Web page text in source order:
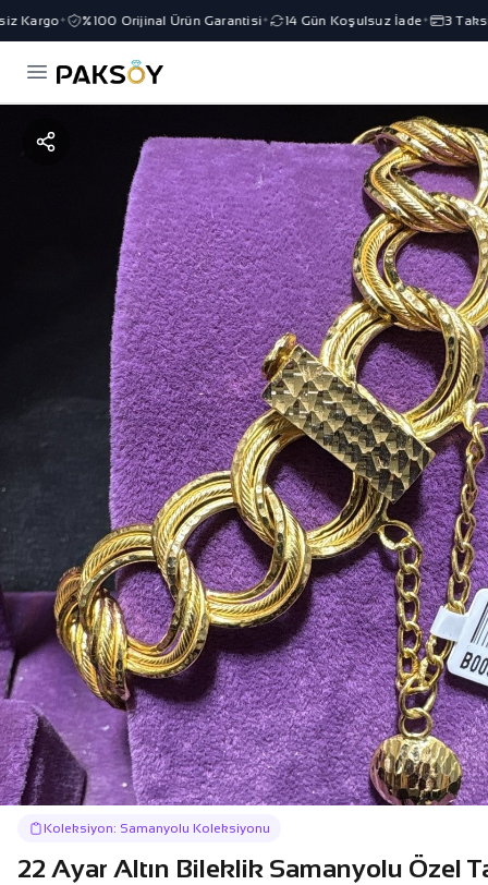
Kargo✦ %100 Orijinal Ürün Garantisi✦ 14 Gün Koşulsuz İade ✦ 3 Taksit
Koleksiyon: Samanyolu Koleksiyonu
22 Ayar Altın Bileklik Samanyolu Özel